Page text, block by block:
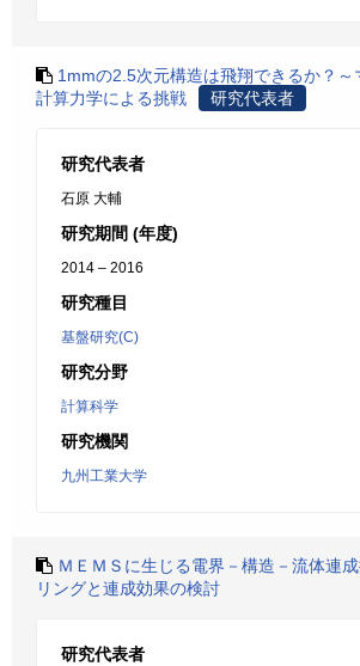
1mmの2.5次元構造は飛翔できるか？～
計算力学による挑戦
研究代表者
研究代表者
石原 大輔
研究期間 (年度)
2014 – 2016
研究種目
基盤研究(C)
研究分野
計算科学
研究機関
九州工業大学
ＭＥＭＳに生じる電界－構造－流体連
リングと連成効果の検討
研究代表者